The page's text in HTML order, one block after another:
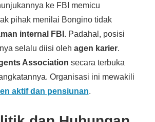
ke FBI memicu
pihak menilai Bongino tidak
internal FBI . Padahal, posisi
selalu diisi oleh agen karier.
Association secara terbuka
Organisasi ini mewakili
aktif dan pensiunan.